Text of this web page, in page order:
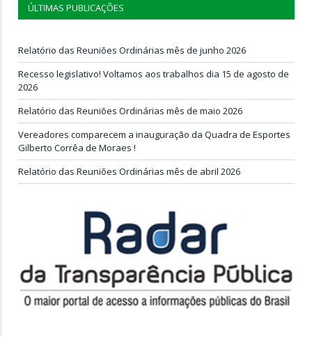
ÚLTIMAS PUBLICAÇÕES
Relatório das Reuniões Ordinárias mês de junho 2026
Recesso legislativo! Voltamos aos trabalhos dia 15 de agosto de
2026
Relatório das Reuniões Ordinárias mês de maio 2026
Vereadores comparecem a inauguração da Quadra de Esportes
Gilberto Corrêa de Moraes !
Relatório das Reuniões Ordinárias mês de abril 2026